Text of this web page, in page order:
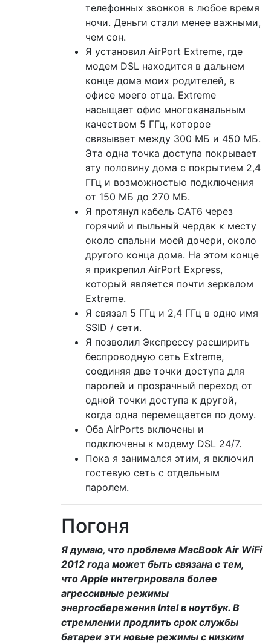
телефонных звонков в любое время
ночи. Деньги стали менее важными,
чем сон.
Я установил AirPort Extreme, где
модем DSL находится в дальнем
конце дома моих родителей, в
офисе моего отца. Extreme
насыщает офис многоканальным
качеством 5 ГГц, которое
связывает между 300 МБ и 450 МБ.
Эта одна точка доступа покрывает
эту половину дома с покрытием 2,4
ГГц и возможностью подключения
от 150 МБ до 270 МБ.
Я протянул кабель CAT6 через
горячий и пыльный чердак к месту
около спальни моей дочери, около
другого конца дома. На этом конце
я прикрепил AirPort Express,
который является почти зеркалом
Extreme.
Я связал 5 ГГц и 2,4 ГГц в одно имя
SSID / сети.
Я позволил Экспрессу расширить
беспроводную сеть Extreme,
соединяя две точки доступа для
паролей и прозрачный переход от
одной точки доступа к другой,
когда одна перемещается по дому.
Оба AirPorts включены и
подключены к модему DSL 24/7.
Пока я занимался этим, я включил
гостевую сеть с отдельным
паролем.
Погоня
Я думаю, что проблема MacBook Air WiFi
2012 года может быть связана с тем,
что Apple интегрировала более
агрессивные режимы
энергосбережения Intel в ноутбук. В
стремлении продлить срок службы
батареи эти новые режимы с низким